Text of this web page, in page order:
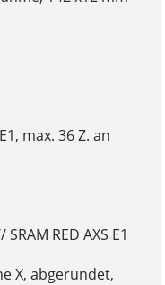
max. 36 Z. an
RED AXS E1
X, abgerundet,